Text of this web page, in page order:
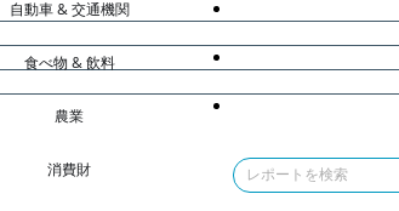
自動車 & 交通機関
食べ物 & 飲料
農業
消費財